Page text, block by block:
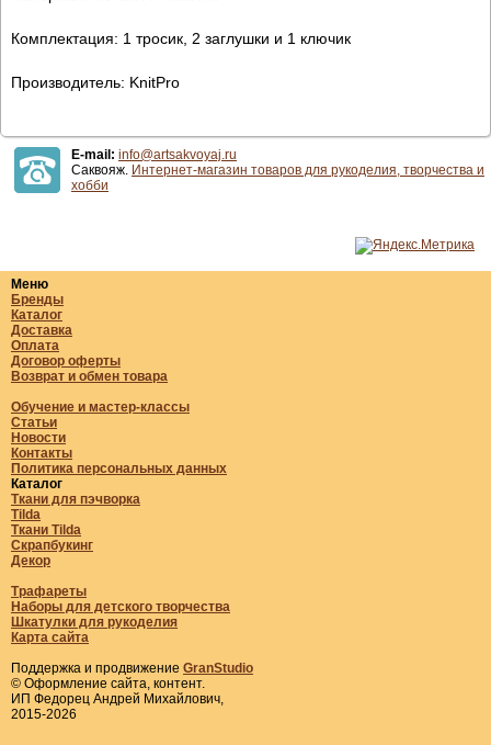
Комплектация: 1 тросик, 2 заглушки и 1 ключик
Производитель: KnitPro
E-mail: info@artsakvoyaj.ru
Саквояж. Интернет-магазин товаров для рукоделия, творчества и
хобби
Меню
Бренды
Каталог
Доставка
Оплата
Договор оферты
Возврат и обмен товара
Обучение и мастер-классы
Статьи
Новости
Контакты
Политика персональных данных
Каталог
Ткани для пэчворка
Tilda
Ткани Tilda
Скрапбукинг
Декор
Трафареты
Наборы для детского творчества
Шкатулки для рукоделия
Карта сайта
Поддержка и продвижение GranStudio
© Оформление сайта, контент.
ИП Федорец Андрей Михайлович,
2015-2026